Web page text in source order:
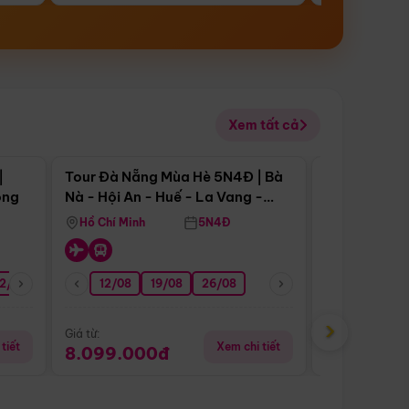
Xem tất cả
08 26/08 05/09 09/09 12/09
tiết
Điểm nổi bật
Tour Đà Nẵng Mùa Hè 5N4Đ | Bà
Nà - Hội An - Huế - La Vang -
Động Thiên Đường
Hồ Chí Minh 5N4Đ
12/08 19/08 26/08
Giá từ:
8.099.000đ Xem chi tiết
Giá từ:
›